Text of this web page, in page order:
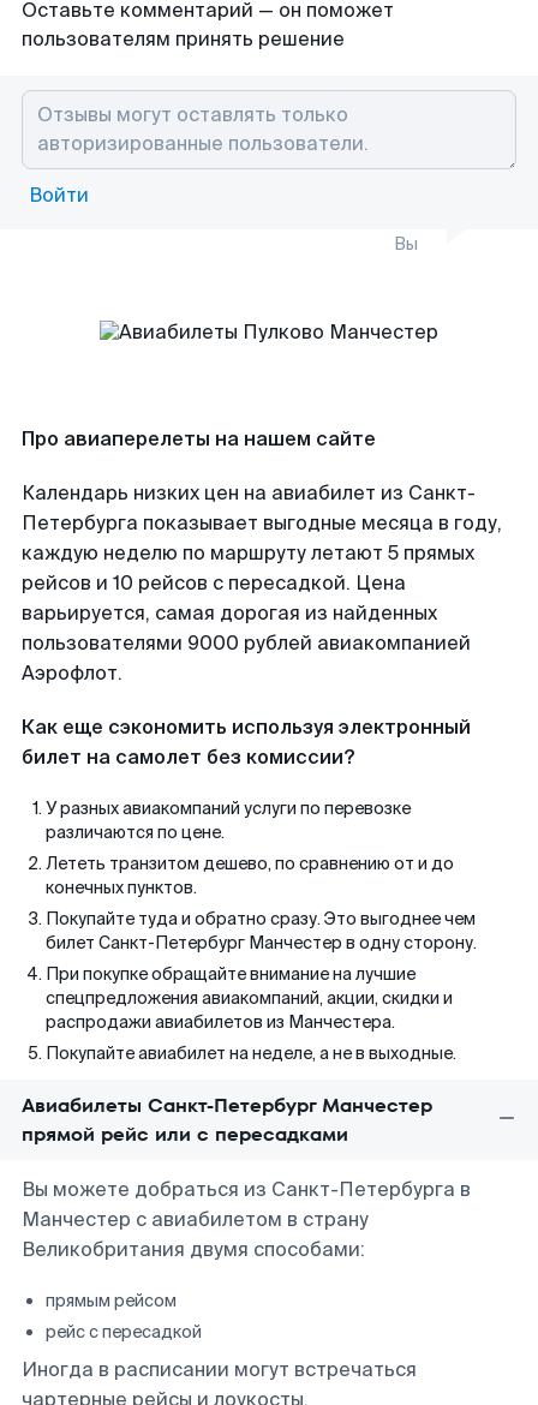
Оставьте комментарий — он поможет
пользователям принять решение
Войти
Вы
Про авиаперелеты на нашем сайте
Календарь низких цен на авиабилет из Санкт-
Петербурга показывает выгодные месяца в году,
каждую неделю по маршруту летают 5 прямых
рейсов и 10 рейсов с пересадкой. Цена
варьируется, самая дорогая из найденных
пользователями 9000 рублей авиакомпанией
Аэрофлот.
Как еще сэкономить используя электронный
билет на самолет без комиссии?
У разных авиакомпаний услуги по перевозке
различаются по цене.
Лететь транзитом дешево, по сравнению от и до
конечных пунктов.
Покупайте туда и обратно сразу. Это выгоднее чем
билет Санкт-Петербург Манчестер в одну сторону.
При покупке обращайте внимание на лучшие
спецпредложения авиакомпаний, акции, скидки и
распродажи авиабилетов из Манчестера.
Покупайте авиабилет на неделе, а не в выходные.
Авиабилеты Санкт-Петербург Манчестер
прямой рейс или с пересадками
Вы можете добраться из Санкт-Петербурга в
Манчестер с авиабилетом в страну
Великобритания двумя способами:
прямым рейсом
рейс с пересадкой
Иногда в расписании могут встречаться
чартерные рейсы и лоукосты.